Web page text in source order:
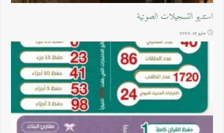
استديو التسجيلات الصوتية
مايو 12, 2026